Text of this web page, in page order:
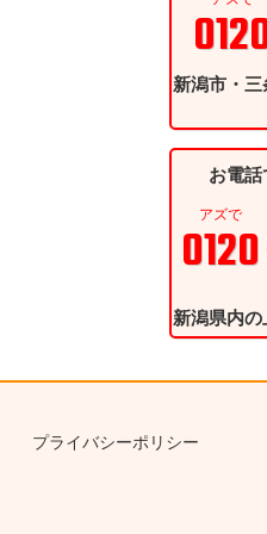
新潟市・
お電
アズで
0120
新潟県内
プライバシーポリシー